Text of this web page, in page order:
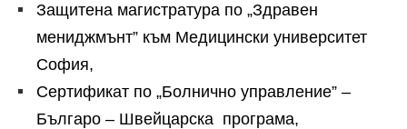
Защитена магистратура по „Здравен
мениджмънт” към Медицински университет
София,
Сертификат по „Болнично управление” –
Българо – Швейцарска програма,